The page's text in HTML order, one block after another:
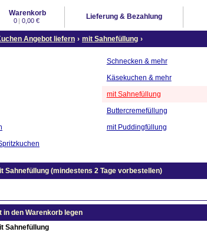
Warenkorb
0 | 0,00 € Lieferung & Bezahlung
Angebot liefern › mit Sahnefüllung ›
Schnecken & mehr
Käsekuchen & mehr
mit Sahnefüllung
Buttercremefüllung
mit Puddingfüllung
Sahnefüllung (mindestens 2 Tage vorbestellen)
in den Warenkorb legen
Sahnefüllung